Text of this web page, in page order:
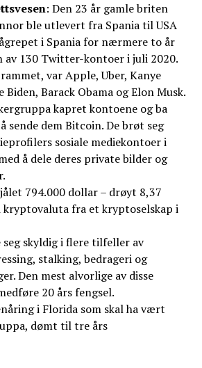
: Den 23 år gamle briten
ble utlevert fra Spania til USA
i Spania for nærmere to år
av 130 Twitter-kontoer i juli 2020.
var Apple, Uber, Kanye
Biden, Barack Obama og Elon Musk.
kapret kontoene og ba
sende dem Bitcoin. De brøt seg
sosiale mediekontoer i
å dele deres private bilder og
794.000 dollar – drøyt 8,37
fra et kryptoselskap i
skyldig i flere tilfeller av
stalking, bedrageri og
Den mest alvorlige av disse
20 års fengsel.
i Florida som skal ha vært
dømt til tre års